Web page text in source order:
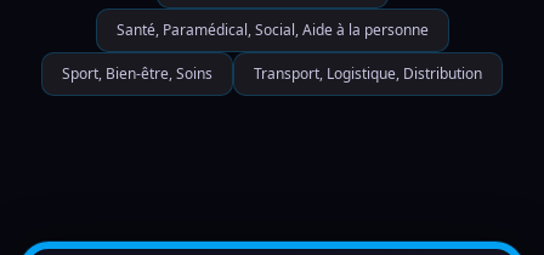
Santé, Paramédical, Social, Aide à la personne
Sport, Bien-être, Soins Transport, Logistique, Distribution